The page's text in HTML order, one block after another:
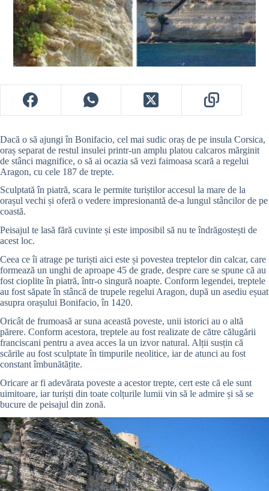
Dacă o să ajungi în Bonifacio, cel mai sudic oraș de pe insula Corsica,
oraș separat de restul insulei printr-un amplu platou calcaros mărginit
de stânci magnifice, o să ai ocazia să vezi faimoasa scară a regelui
Aragon, cu cele 187 de trepte.
Sculptată în piatră, scara le permite turiștilor accesul la mare de la
orașul vechi și oferă o vedere impresionantă de-a lungul stâncilor de pe
coastă.
Peisajul te lasă fără cuvinte și este imposibil să nu te îndrăgostești de
acest loc.
Ceea ce îi atrage pe turiști aici este și povestea treptelor din calcar, care
formează un unghi de aproape 45 de grade, despre care se spune că au
fost cioplite în piatră, într-o singură noapte. Conform legendei, treptele
au fost săpate în stâncă de trupele regelui Aragon, după un asediu eșuat
asupra orașului Bonifacio, în 1420.
Oricât de frumoasă ar suna această poveste, unii istorici au o altă
părere. Conform acestora, treptele au fost realizate de către călugării
franciscani pentru a avea acces la un izvor natural. Alții susțin că
scările au fost sculptate în timpurile neolitice, iar de atunci au fost
constant îmbunătățite.
Oricare ar fi adevărata poveste a acestor trepte, cert este că ele sunt
uimitoare, iar turiști din toate colțurile lumii vin să le admire și să se
bucure de peisajul din zonă.